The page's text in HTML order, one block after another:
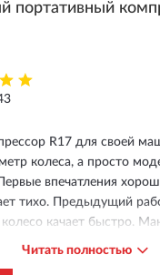
портативный
R17 для своей
колеса, а просто
впечатления
тихо. Предыдущий
качает быстро.
будет проверить
Читать полностью